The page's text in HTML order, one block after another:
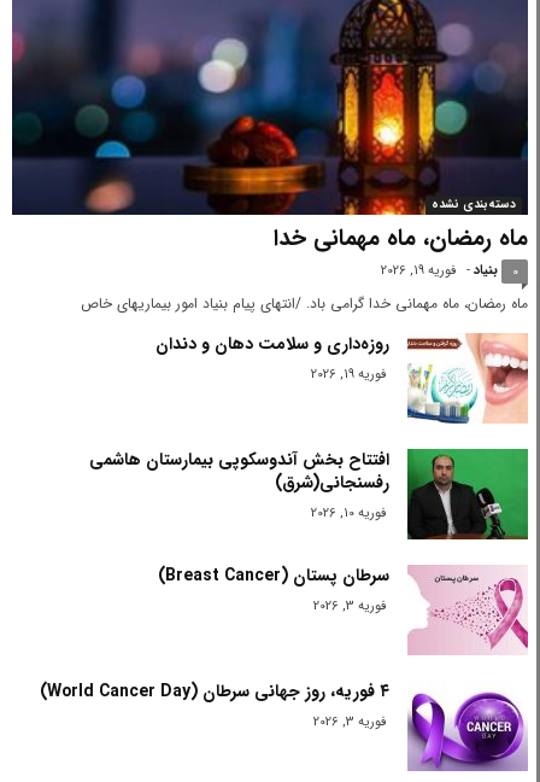
دسته‌بندی نشده
ماه رمضان، ماه مهمانی خدا
بنیاد - فوریه 19, 2026 0
ماه رمضان، ماه مهمانی خدا گرامی باد. /انتهای پیام بنیاد امور بیماریهای خاص
روزه‌داری و سلامت دهان و دندان
فوریه 19, 2026
افتتاح بخش آندوسکوپی بیمارستان هاشمی
رفسنجانی(شرق)
فوریه 10, 2026
سرطان پستان (Breast Cancer)
فوریه 3, 2026
۴ فوریه، روز جهانی سرطان (World Cancer Day)
فوریه 3, 2026